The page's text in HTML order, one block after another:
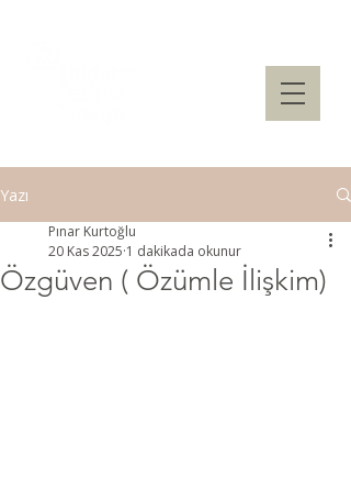
Yazı
Özgüven ( Özümle İlişkim)
Pınar Kurtoğlu
20 Kas 2025 1 dakikada okunur